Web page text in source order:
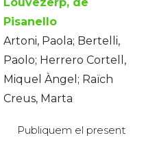
Louvezerp, de
Pisanello
Artoni, Paola; Bertelli,
Paolo; Herrero Cortell,
Miquel Àngel; Raïch
Creus, Marta
Publiquem el present